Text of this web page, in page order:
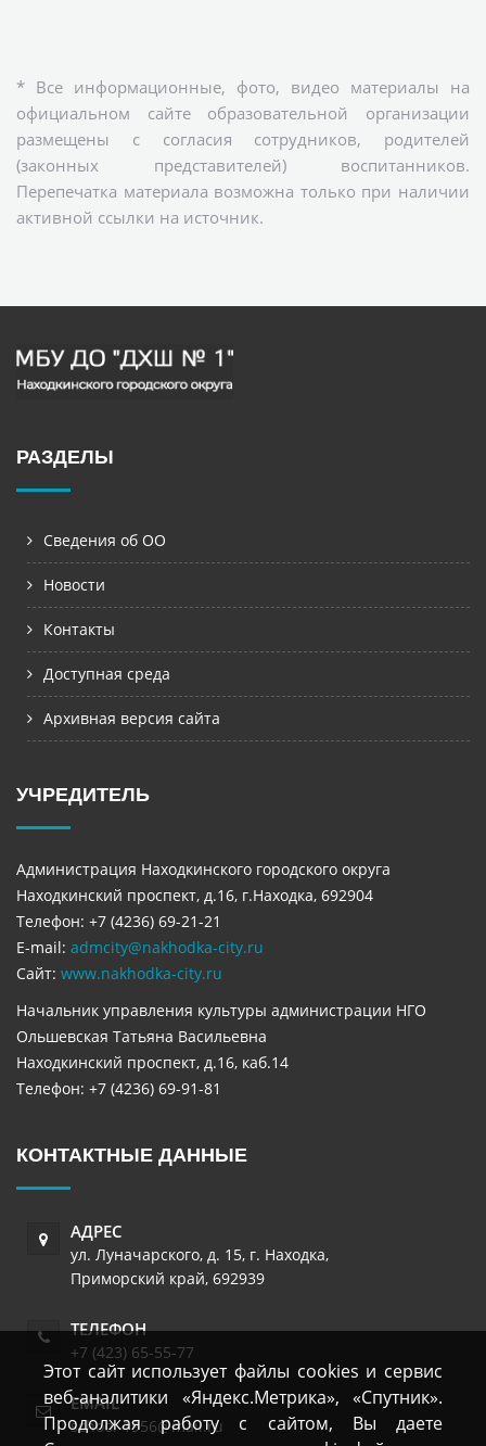
* Все информационные, фото, видео материалы на
официальном сайте образовательной организации
размещены с согласия сотрудников, родителей
(законных представителей) воспитанников.
Перепечатка материала возможна только при наличии
активной ссылки на источник.
Этот сайт использует файлы cookies и сервис
веб-аналитики «Яндекс.Метрика», «Спутник».
Продолжая работу с сайтом, Вы даете
РАЗДЕЛЫ
Сведения об ОО
Новости
Контакты
Доступная среда
Архивная версия сайта
УЧРЕДИТЕЛЬ
Администрация Находкинского городского округа
Находкинский проспект, д.16, г.Находка, 692904
Телефон: +7 (4236) 69-21-21
E-mail: admcity@nakhodka-city.ru
Сайт: www.nakhodka-city.ru
Начальник управления культуры администрации НГО
Ольшевская Татьяна Васильевна
Находкинский проспект, д.16, каб.14
Телефон: +7 (4236) 69-91-81
КОНТАКТНЫЕ ДАННЫЕ
АДРЕС
ул. Луначарского, д. 15, г. Находка,
Приморский край, 692939
ТЕЛЕФОН
+7 (423) 65-55-77
EMAIL
school-1956@mail.ru